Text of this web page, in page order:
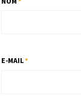
E-MAIL*